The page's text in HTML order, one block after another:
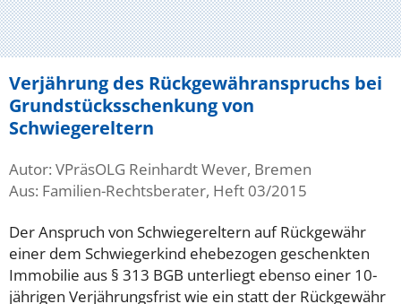
Verjährung des Rückgewähranspruchs bei
Grundstücksschenkung von
Schwiegereltern
Autor: VPräsOLG Reinhardt Wever, Bremen
Aus: Familien-Rechtsberater, Heft 03/2015
Der Anspruch von Schwiegereltern auf Rückgewähr
einer dem Schwiegerkind ehebezogen geschenkten
Immobilie aus § 313 BGB unterliegt ebenso einer 10-
jährigen Verjährungsfrist wie ein statt der Rückgewähr